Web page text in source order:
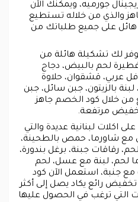
جورميه، ويمكنك الآن
والذي من خلاله تستطيع
على جميع طلباتك من
لك تشكيلة هائلة من
لحم بالبيض، دجاج
عربي، قشقوان، حلاوة
لبنة بالزيتون، جبن سائل، جبن
من خلال كود الخصم جاهز
مرتفعة.
اكلات لبنانية عديدة والتي
مع شاورما، حمص بالطحينة،
رقاقات جبنة، برغل بندورة،
لحم، لبنة مع عسل، لحم
جنبة، استعمل الآن كود
رائع يكاد يصل إلى أكثر
التي ترغب في الحصول عليها